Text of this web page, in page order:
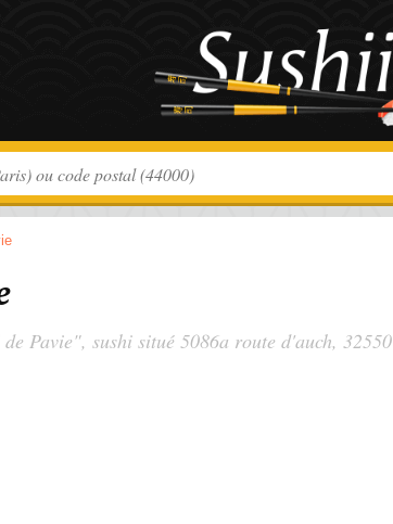
Pavie", sushi situé 5086a route d'auch, 32550